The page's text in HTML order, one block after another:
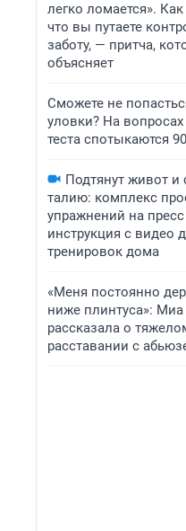
легко ломается».
что вы путаете
заботу, — притча,
объясняет
Сможете не
уловки? На вопросах
теста спотыкаются
Подтянут живот и
талию: комплекс
упражнений на
инструкция с видео
тренировок дома
«Меня постоянно
ниже плинтуса»:
рассказала о
расставании с